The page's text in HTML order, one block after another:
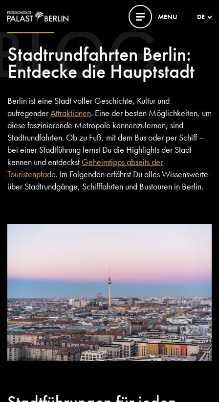
MENU DE
Stadtrundfahrten Berlin:
Entdecke die Hauptstadt
Berlin ist eine Stadt voller Geschichte, Kultur und
aufregenderAttraktionen. Eine der besten Möglichkeiten, um
diese faszinierende Metropole kennenzulernen, sind
Stadtrundfahrten. Ob zu Fuß, mit dem Bus oder per Schiff –
bei einer Stadtführung lernst Du die Highlights der Stadt
kennen und entdeckst Geheimtipps abseits der
Touristenpfade. Im Folgenden erfährst Du alles Wissenswerte
über Stadtrundgänge, Schifffahrten und Bustouren in Berlin.